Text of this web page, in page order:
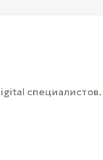
специалистов.